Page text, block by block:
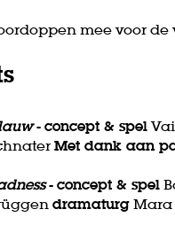
mee voor
- concept & spel
Met dank aan
- concept & spel
dramaturg Mara